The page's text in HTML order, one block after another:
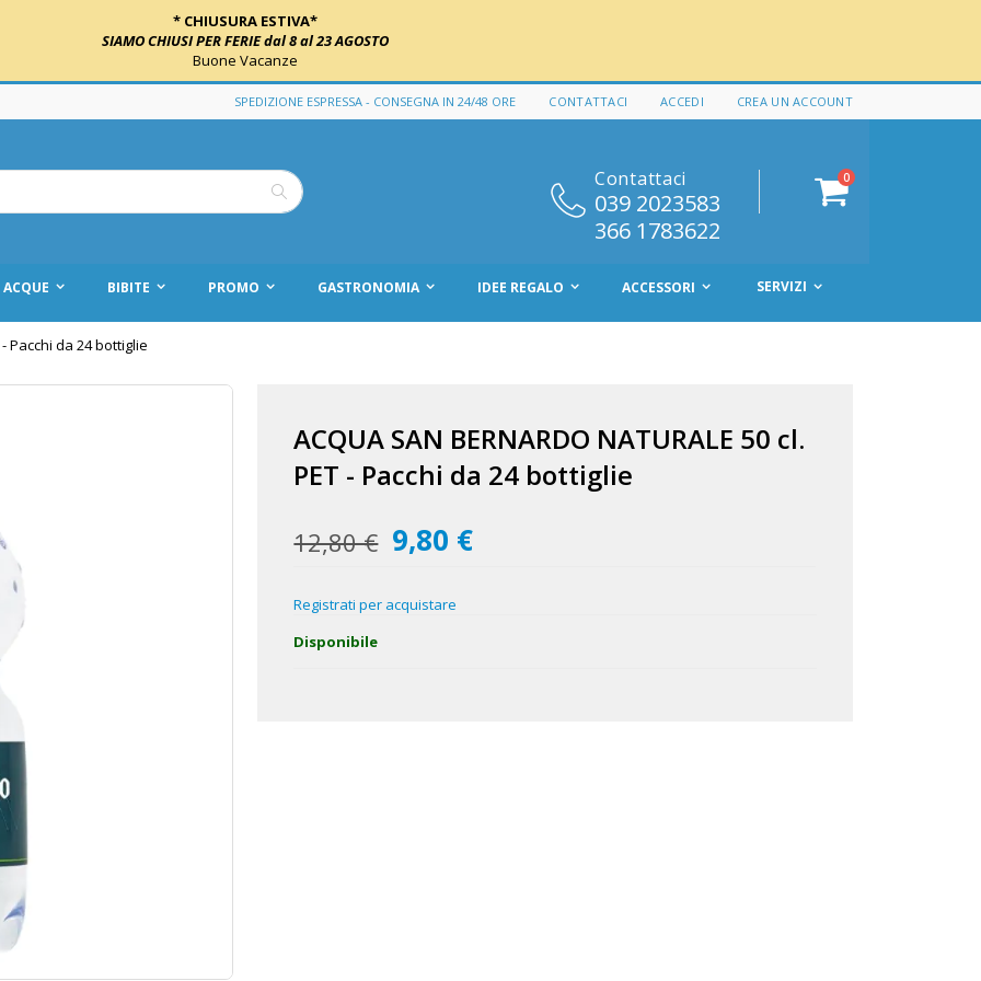
* CHIUSURA ESTIVA*
SIAMO CHIUSI PER FERIE dal 8 al 23 AGOSTO
Buone Vacanze
SPEDIZIONE ESPRESSA - CONSEGNA IN 24/48 ORE CONTATTACI ACCEDI CREA UN ACCOUNT
Cart
0elementi
Contattaci
039 2023583
366 1783622
ACQUE BIBITE PROMO GASTRONOMIA IDEE REGALO ACCESSORI SERVIZI
- Pacchi da 24 bottiglie
ACQUA SAN BERNARDO NATURALE 50 cl.
PET - Pacchi da 24 bottiglie
12,80 €
Prezzo
speciale
9,80 €
Registrati per acquistare
Disponibile